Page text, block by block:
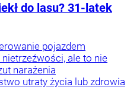
do lasu? 31-latek
pojazdem
ale to nie
narażenia
utraty życia lub zdrowia